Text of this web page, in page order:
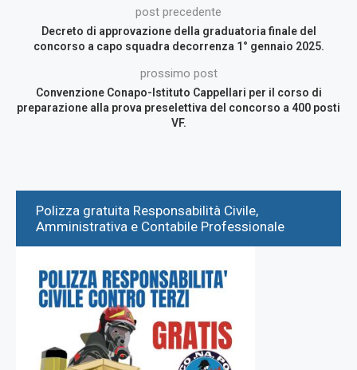
post precedente
Decreto di approvazione della graduatoria finale del
concorso a capo squadra decorrenza 1° gennaio 2025.
prossimo post
Convenzione Conapo-Istituto Cappellari per il corso di
preparazione alla prova preselettiva del concorso a 400 posti
VF.
Polizza gratuita Responsabilità Civile,
Amministrativa e Contabile Professionale